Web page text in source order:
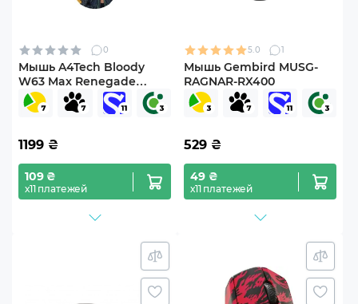
0
Мышь A4Tech Bloody
W63 Max Renegade
Sunset
1199 ₴
109 ₴
х11 платежей
5.0 1
Мышь Gembird MUSG-
RAGNAR-RX400
529 ₴
49 ₴
х11 платежей